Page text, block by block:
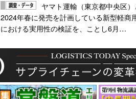
ヤマト運輸（東京都中央区
2024年春に発売を計画している新型軽
における実用性の検証を、ことし6月…